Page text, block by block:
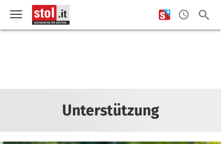
Unterstützung